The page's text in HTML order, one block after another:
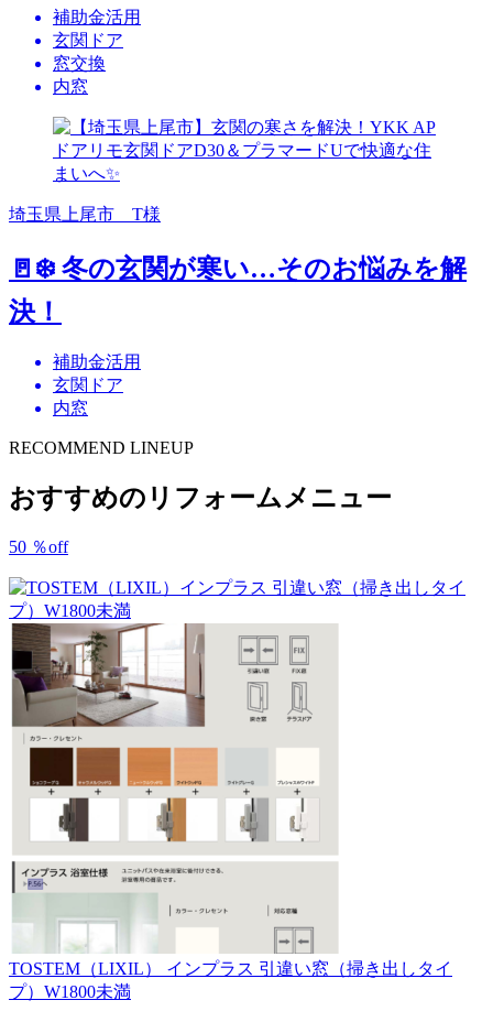
補助金活用
玄関ドア
窓交換
内窓
埼玉県上尾市 T様
🚪❄️ 冬の玄関が寒い…そのお悩みを解
決！
補助金活用
玄関ドア
内窓
RECOMMEND LINEUP
おすすめのリフォームメニュー
50 ％off
TOSTEM（LIXIL）
インプラス 引違い窓（掃き出しタイ
プ）W1800未満